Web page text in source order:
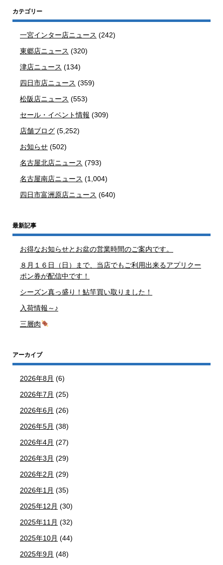
カテゴリー
一宮インター店ニュース (242)
東郷店ニュース (320)
津店ニュース (134)
四日市店ニュース (359)
松阪店ニュース (553)
セール・イベント情報 (309)
店舗ブログ (5,252)
お知らせ (502)
名古屋北店ニュース (793)
名古屋南店ニュース (1,004)
四日市富洲原店ニュース (640)
最新記事
お得なお知らせとお盆の営業時間のご案内です。
８月１６日（日）まで、当店でもご利用出来るアプリクー
ポン券が配信中です！
シーズン真っ盛り！鮎竿買い取りました！
入荷情報～♪
三層肉
アーカイブ
2026年8月 (6)
2026年7月 (25)
2026年6月 (26)
2026年5月 (38)
2026年4月 (27)
2026年3月 (29)
2026年2月 (29)
2026年1月 (35)
2025年12月 (30)
2025年11月 (32)
2025年10月 (44)
2025年9月 (48)